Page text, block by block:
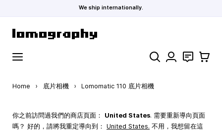
We ship internationally.
Search 聯絡 購物車
Home › 底片相機 › Lomomatic 110 底片相機
你之前訪問過我們的商店頁面： United States. 需要重新導向頁面
嗎？ 好的，請將我重定導向到： United States. 不用，我想留在這